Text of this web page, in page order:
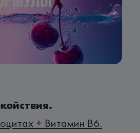
+ Витамин В6.